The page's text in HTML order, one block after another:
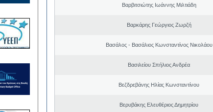
Βαρβιτσιώτης Ιωάννης Μιλτιάδη
Βαρκάρης Γεώργιος Ζωρζή
Βασάλος - Βασάλιος Κωνσταντίνος Νικολάου
Βασιλείου Σπήλιος Ανδρέα
Βεζδρεβάνης Ηλίας Κωνσταντίνου
Βερυβάκης Ελευθέριος Δημητρίου